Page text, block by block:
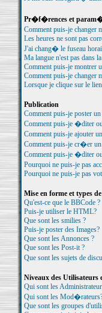
Pr�f�rences et
Comment puis-je
Les heures ne sont pas
J'ai chang� le fuseau
Ma langue n'est pas dans
Comment puis-je montrer
Comment puis-je changer
Lorsque je clique sur le
Publication
Comment puis-je poster
Comment puis-je �diter
Comment puis-je ajouter
Comment puis-je cr�er un
Comment puis-je �diter
Pourquoi ne puis-je pas
Pourquoi ne puis-je pas
Mise en forme et types
Qu'est-ce que le BBCode ?
Puis-je utiliser le HTML?
Que sont les smilies ?
Puis-je poster des Images?
Que sont les Annonces ?
Que sont les Post-it ?
Que sont les sujets de
Niveaux des Utilisateurs
Qui sont les
Qui sont les
Que sont les groupes